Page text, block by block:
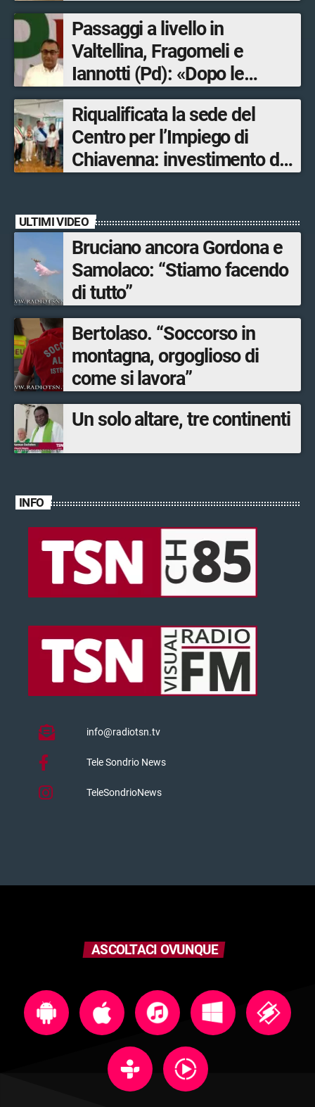
Passaggi a livello in
Valtellina, Fragomeli e
Iannotti (Pd): «Dopo le
Olimpiadi solo un terzo delle
opere sostitutive sarà
ultimato entro il 2026»
Riqualificata la sede del
Centro per l’Impiego di
Chiavenna: investimento da
ULTIMI VIDEO
Bruciano ancora Gordona e
Samolaco: “Stiamo facendo
di tutto”
Bertolaso. “Soccorso in
montagna, orgoglioso di
come si lavora”
Un solo altare, tre continenti
INFO
info@radiotsn.tv
Tele Sondrio News
TeleSondrioNews
ASCOLTACI OVUNQUE